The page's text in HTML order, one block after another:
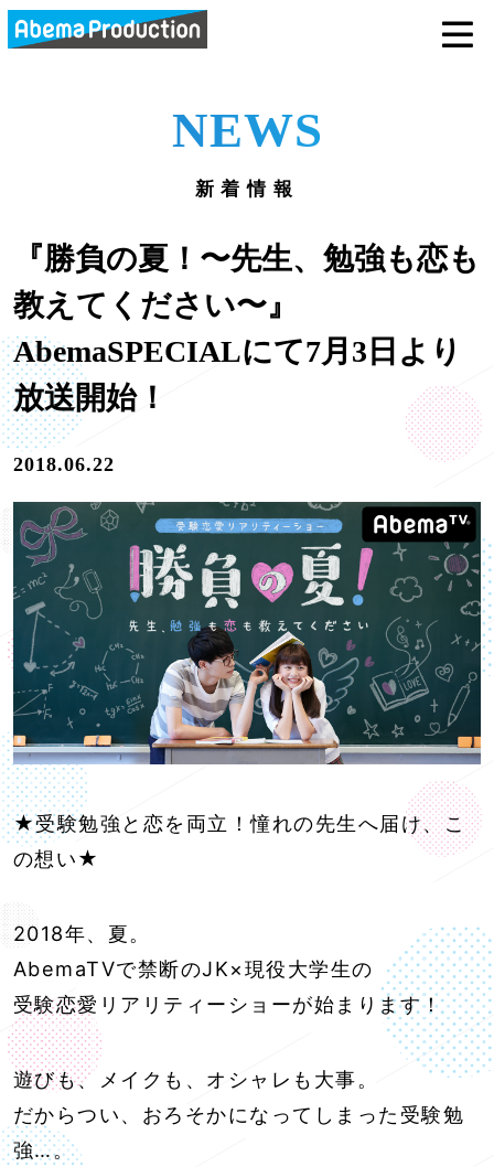
NEWS
新着情報
『勝負の夏！〜先生、勉強も恋も
教えてください〜』
AbemaSPECIALにて7月3日より
放送開始！
2018.06.22
★受験勉強と恋を両立！憧れの先生へ届け、こ
の想い★
2018年、夏。
AbemaTVで禁断のJK×現役大学生の
受験恋愛リアリティーショーが始まります！
遊びも、メイクも、オシャレも大事。
だからつい、おろそかになってしまった受験勉
強…。